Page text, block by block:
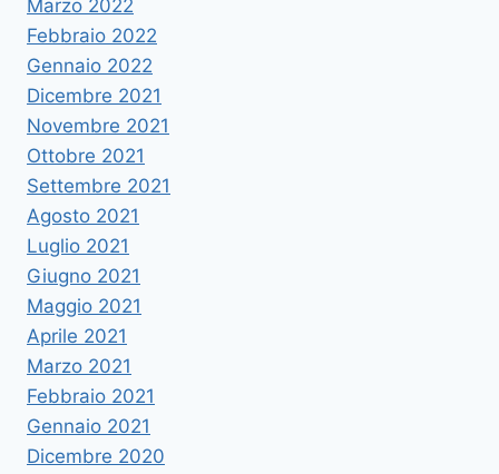
Marzo 2022
Febbraio 2022
Gennaio 2022
Dicembre 2021
Novembre 2021
Ottobre 2021
Settembre 2021
Agosto 2021
Luglio 2021
Giugno 2021
Maggio 2021
Aprile 2021
Marzo 2021
Febbraio 2021
Gennaio 2021
Dicembre 2020